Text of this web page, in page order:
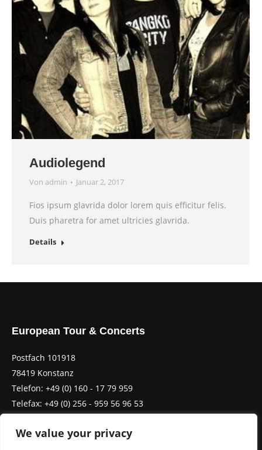
We value your privacy
Audiolegend
Von admin Januar 2, 2017
Fios ipsum glavrida dolor lorem quis efficitur felis.
Duis pharetra for amet ultricies glavrida.
Details
European Tour & Concerts
Postfach 101918
78419 Konstanz
Telefon: +49 (0) 160 - 17 79 959
Telefax: +49 (0) 256 - 959 56 96 53
Contact